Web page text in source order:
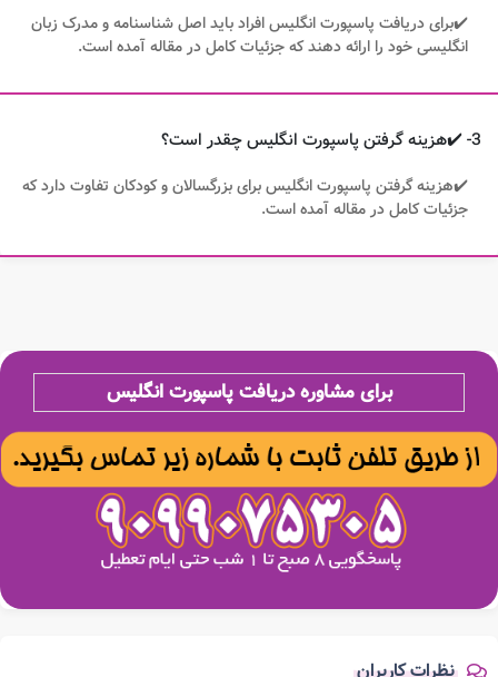
✔️برای دریافت پاسپورت انگلیس افراد باید اصل شناسنامه و مدرک زبان
انگلیسی خود را ارائه دهند که جزئیات کامل در مقاله آمده است.
3- ✔️هزینه گرفتن پاسپورت انگلیس چقدر است؟
✔️هزینه گرفتن پاسپورت انگلیس برای بزرگسالان و کودکان تفاوت دارد که
جزئیات کامل در مقاله آمده است.
برای مشاوره دریافت پاسپورت انگلیس
نظرات کاربران